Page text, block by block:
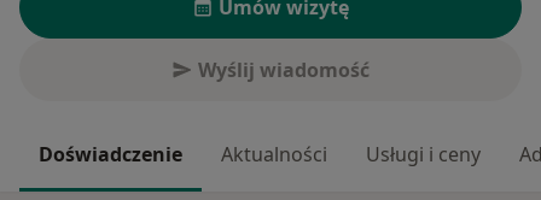
Umów wizytę
Wyślij wiadomość
Doświadczenie Aktualności Usługi i ceny